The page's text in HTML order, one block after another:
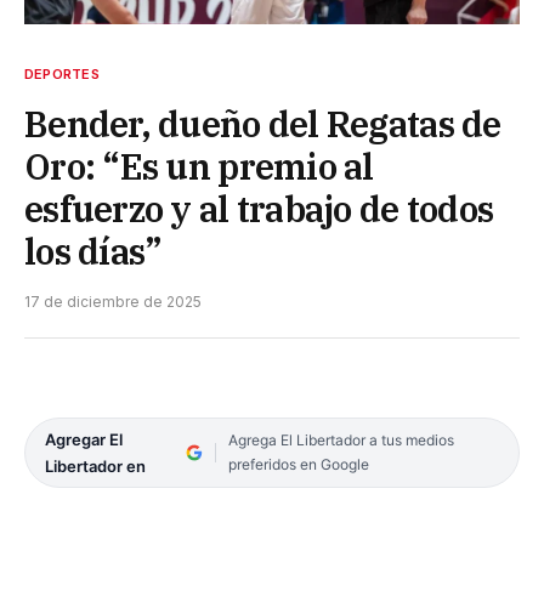
DEPORTES
Bender, dueño del Regatas de
Oro: “Es un premio al
esfuerzo y al trabajo de todos
los días”
17 de diciembre de 2025
Agregar El
Libertador en
Agrega El Libertador a tus medios
preferidos en Google